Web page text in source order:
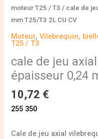
moteur T25 / T3 / cale de
mm T25/T3 2L CU CV
Moteur,Vilebrequin,
T25 / T3
cale de jeu
épaisseur 0,24
10,72 €
255 350
Cale de jeu axial